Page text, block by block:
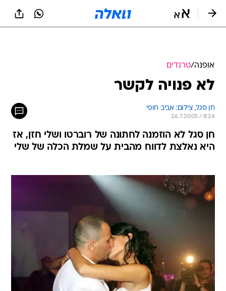
אופנה/טרנדים
לא פנויה לקשר
חן סגל, צילום: אביב חופי
26.7.2005 / 8:24
חן סגל לא הוזמנה לחתונה של רוברטו ושלי חזן, אז
היא נאלצת לדווח מהבית על שמלת הכלה של שלי